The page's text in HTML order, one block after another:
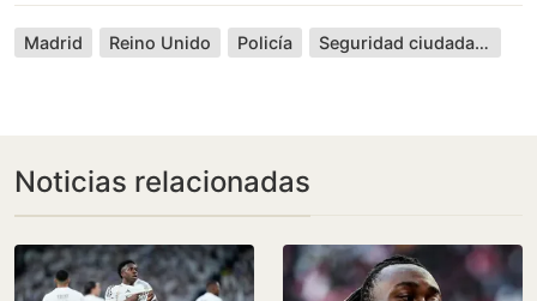
Madrid Reino Unido Policía Seguridad ciudadana
Noticias relacionadas